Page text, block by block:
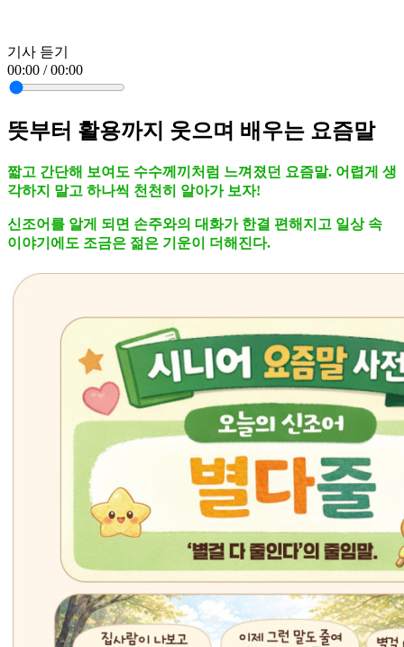
기사 듣기
00:00 / 00:00
뜻부터 활용까지 웃으며 배우는 요즘말
짧고 간단해 보여도 수수께끼처럼 느껴졌던 요즘말. 어렵게 생
각하지 말고 하나씩 천천히 알아가 보자!
신조어를 알게 되면 손주와의 대화가 한결 편해지고 일상 속
이야기에도 조금은 젊은 기운이 더해진다.